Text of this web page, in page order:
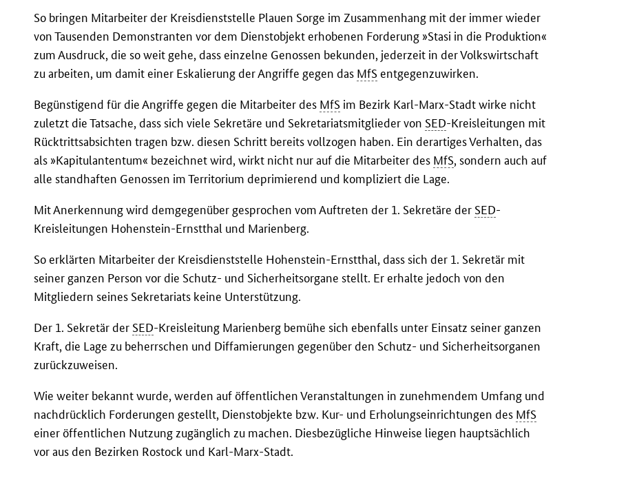
So bringen Mitarbeiter der Kreisdienststelle Plauen Sorge im Zusammenhang mit der immer wieder
von Tausenden Demonstranten vor dem Dienstobjekt erhobenen Forderung »Stasi in die Produktion«
zum Ausdruck, die so weit gehe, dass einzelne Genossen bekunden, jederzeit in der Volkswirtschaft
zu arbeiten, um damit einer Eskalierung der Angriffe gegen das MfS entgegenzuwirken.
Begünstigend für die Angriffe gegen die Mitarbeiter des MfS im Bezirk Karl-Marx-Stadt wirke nicht
zuletzt die Tatsache, dass sich viele Sekretäre und Sekretariatsmitglieder von SED-Kreisleitungen mit
Rücktrittsabsichten tragen bzw. diesen Schritt bereits vollzogen haben. Ein derartiges Verhalten, das
als »Kapitulantentum« bezeichnet wird, wirkt nicht nur auf die Mitarbeiter des MfS, sondern auch auf
alle standhaften Genossen im Territorium deprimierend und kompliziert die Lage.
Mit Anerkennung wird demgegenüber gesprochen vom Auftreten der 1. Sekretäre der SED-
Kreisleitungen Hohenstein-Ernstthal und Marienberg.
So erklärten Mitarbeiter der Kreisdienststelle Hohenstein-Ernstthal, dass sich der 1. Sekretär mit
seiner ganzen Person vor die Schutz- und Sicherheitsorgane stellt. Er erhalte jedoch von den
Mitgliedern seines Sekretariats keine Unterstützung.
Der 1. Sekretär der SED-Kreisleitung Marienberg bemühe sich ebenfalls unter Einsatz seiner ganzen
Kraft, die Lage zu beherrschen und Diffamierungen gegenüber den Schutz- und Sicherheitsorganen
zurückzuweisen.
Wie weiter bekannt wurde, werden auf öffentlichen Veranstaltungen in zunehmendem Umfang und
nachdrücklich Forderungen gestellt, Dienstobjekte bzw. Kur- und Erholungseinrichtungen des MfS
einer öffentlichen Nutzung zugänglich zu machen. Diesbezügliche Hinweise liegen hauptsächlich
vor aus den Bezirken Rostock und Karl-Marx-Stadt.